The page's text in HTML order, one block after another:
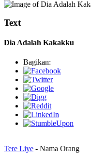
Text
Dia Adalah Kakakku
Bagikan:
Tere Liye - Nama Orang